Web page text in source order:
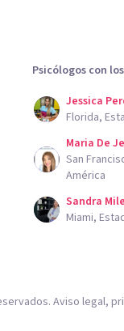
Psicólogos con
Jessica
Florida,
Maria De
San
América
Sandra
Miami,
Aviso legal,